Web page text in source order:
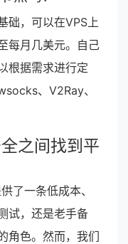
础，可以在VPS上
每月几美元。自己
根据需求进行定
、V2Ray、
之间找到平
了一条低成本、
试，还是老手备
角色。然而，我们